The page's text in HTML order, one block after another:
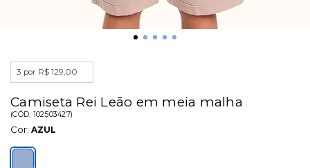
3 por R$ 129,00
Camiseta Rei Leão em meia malha
(CÓD. 102503427)
Cor: AZUL